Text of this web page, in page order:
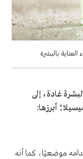
العناية بالبشرة
غادة، إلى
أبرزها:
موضعيًا، كما أنه